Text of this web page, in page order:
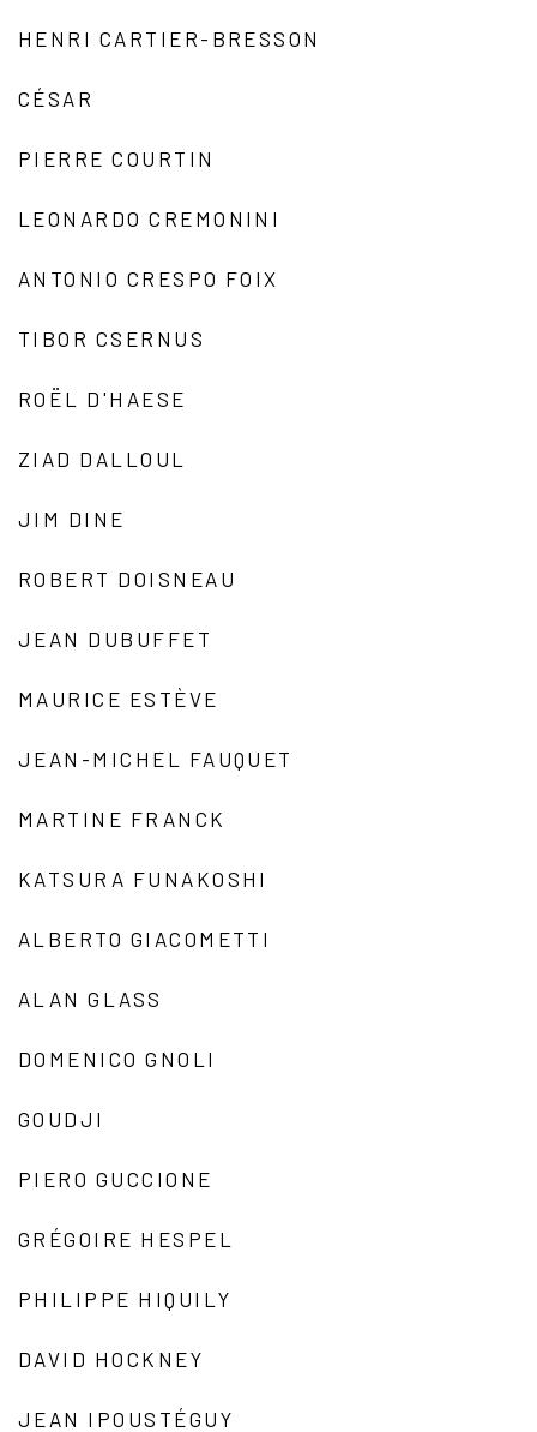
HENRI CARTIER-BRESSON
CÉSAR
PIERRE COURTIN
LEONARDO CREMONINI
ANTONIO CRESPO FOIX
TIBOR CSERNUS
ROËL D'HAESE
ZIAD DALLOUL
JIM DINE
ROBERT DOISNEAU
JEAN DUBUFFET
MAURICE ESTÈVE
JEAN-MICHEL FAUQUET
MARTINE FRANCK
KATSURA FUNAKOSHI
ALBERTO GIACOMETTI
ALAN GLASS
DOMENICO GNOLI
GOUDJI
PIERO GUCCIONE
GRÉGOIRE HESPEL
PHILIPPE HIQUILY
DAVID HOCKNEY
JEAN IPOUSTÉGUY